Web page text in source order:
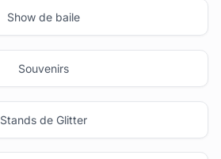
Show de baile
Souvenirs
Stands de Glitter